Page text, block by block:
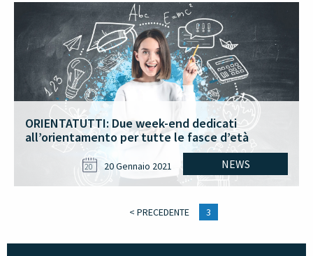
ORIENTATUTTI: Due week-end dedicati
all’orientamento per tutte le fasce d’età
NEWS
20 20 Gennaio 2021
< PRECEDENTE 3